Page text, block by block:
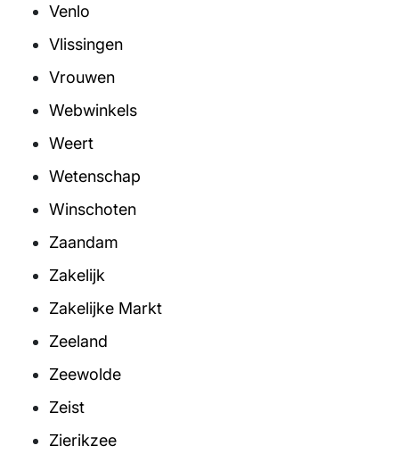
Venlo
Vlissingen
Vrouwen
Webwinkels
Weert
Wetenschap
Winschoten
Zaandam
Zakelijk
Zakelijke Markt
Zeeland
Zeewolde
Zeist
Zierikzee